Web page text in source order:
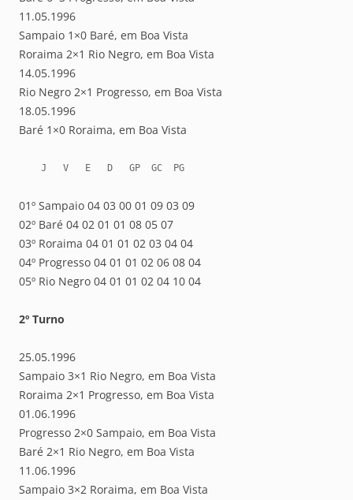
11.05.1996
Sampaio 1×0 Baré, em Boa Vista
Roraima 2×1 Rio Negro, em Boa Vista
14.05.1996
Rio Negro 2×1 Progresso, em Boa Vista
18.05.1996
Baré 1×0 Roraima, em Boa Vista
    J   V   E   D   GP  GC  PG
01º Sampaio 04 03 00 01 09 03 09
02º Baré 04 02 01 01 08 05 07
03º Roraima 04 01 01 02 03 04 04
04º Progresso 04 01 01 02 06 08 04
05º Rio Negro 04 01 01 02 04 10 04
2º Turno
25.05.1996
Sampaio 3×1 Rio Negro, em Boa Vista
Roraima 2×1 Progresso, em Boa Vista
01.06.1996
Progresso 2×0 Sampaio, em Boa Vista
Baré 2×1 Rio Negro, em Boa Vista
11.06.1996
Sampaio 3×2 Roraima, em Boa Vista